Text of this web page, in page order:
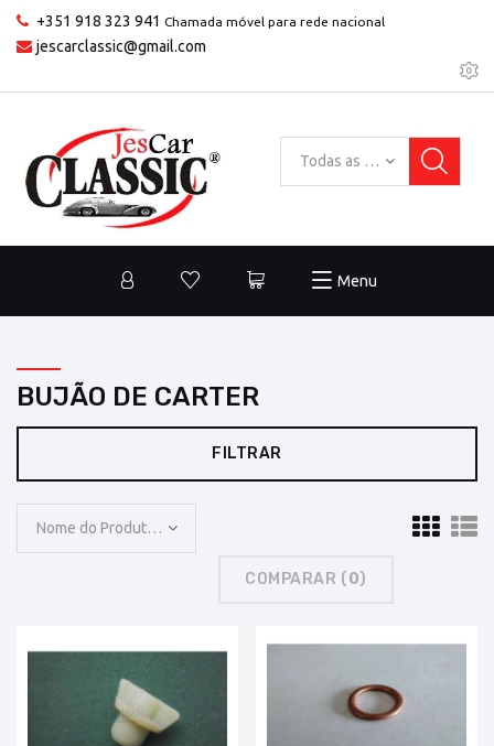
+351 918 323 941 Chamada móvel para rede nacional
jescarclassic@gmail.com
Todas as categorias
Menu
BUJÃO DE CARTER
FILTRAR
Nome do Produto: A a Z
COMPARAR (0)